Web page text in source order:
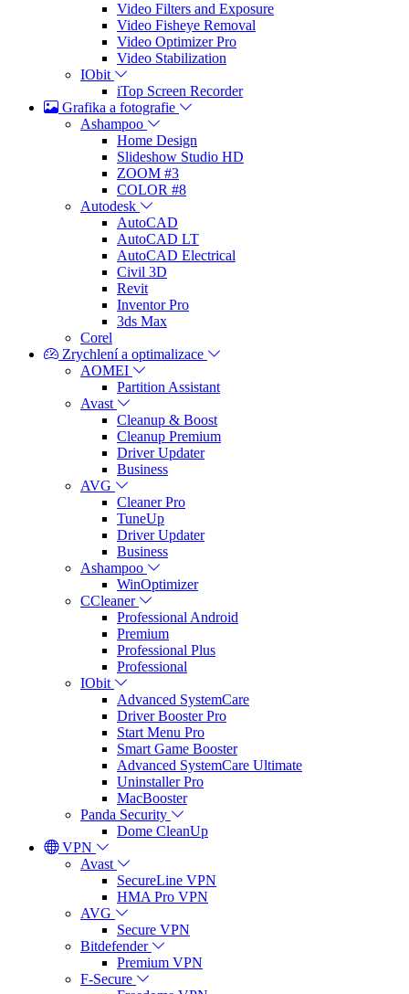
Video Filters and Exposure
Video Fisheye Removal
Video Optimizer Pro
Video Stabilization
IObit
iTop Screen Recorder
Grafika a fotografie
Ashampoo
Home Design
Slideshow Studio HD
ZOOM #3
COLOR #8
Autodesk
AutoCAD
AutoCAD LT
AutoCAD Electrical
Civil 3D
Revit
Inventor Pro
3ds Max
Corel
Zrychlení a optimalizace
AOMEI
Partition Assistant
Avast
Cleanup & Boost
Cleanup Premium
Driver Updater
Business
AVG
Cleaner Pro
TuneUp
Driver Updater
Business
Ashampoo
WinOptimizer
CCleaner
Professional Android
Premium
Professional Plus
Professional
IObit
Advanced SystemCare
Driver Booster Pro
Start Menu Pro
Smart Game Booster
Advanced SystemCare Ultimate
Uninstaller Pro
MacBooster
Panda Security
Dome CleanUp
VPN
Avast
SecureLine VPN
HMA Pro VPN
AVG
Secure VPN
Bitdefender
Premium VPN
F-Secure